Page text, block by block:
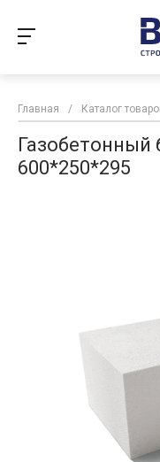
Главная / Каталог
Газобетонный
600*250*295